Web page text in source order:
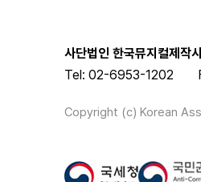
사단법인 한국뮤지컬제작
Tel: 02-6953-1202
Copyright (c) Korean